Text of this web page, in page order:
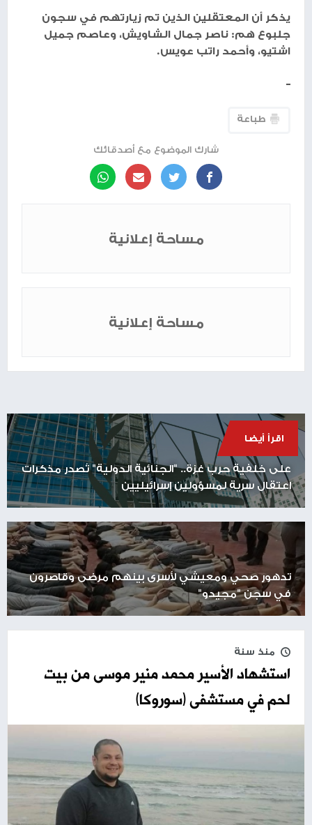
يذكر أن المعتقلين الذين تم زيارتهم في سجون
جلبوع هم: ناصر جمال الشاويش، وعاصم جميل
اشتيو، وأحمد راتب عويس.
ــ
طباعة
شارك الموضوع مع أصدقائك
مساحة إعلانية
مساحة إعلانية
اقرأ أيضا
على خلفية حرب غزة.. "الجنائية الدولية" تُصدر مذكرات
اعتقال سرية لمسؤولين إسرائيليين
تدهور صحي ومعيشي لأسرى بينهم مرضى وقاصرون
في سجن "مجيدو"
منذ سنة
استشهاد الأسير محمد منير موسى من بيت
لحم في مستشفى (سوروكا)